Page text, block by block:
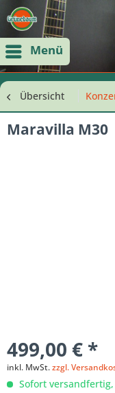
Menü
Übersicht
Maravilla M30
499,00 € *
inkl. MwSt.zzgl.
Sofort